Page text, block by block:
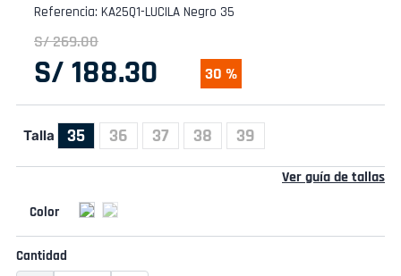
Referencia: KA25Q1-LUCILA Negro 35
S/269.00
S/ 188.30 30 %
Talla 35 36 37 38 39
Ver guía de tallas
Cantidad